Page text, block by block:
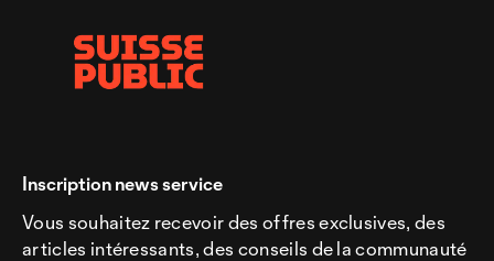
Inscription news service
Vous souhaitez recevoir des offres exclusives, des
articles intéressants, des conseils de la communauté